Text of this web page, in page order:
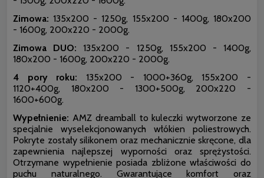
Zimowa: 135x200 - 1250g, 155x200 - 1400g, 180x200
- 1600g, 200x220 - 2000g.
Zimowa DUO: 135x200 - 1250g, 155x200 - 1400g,
180x200 - 1600g, 200x220 - 2000g.
4 pory roku: 135x200 - 1000+360g, 155x200 -
1120+400g, 180x200 - 1300+500g, 200x220 -
1600+600g.
Wypełnienie: AMZ dreamball to kuleczki wytworzone ze
specjalnie wyselekcjonowanych włókien poliestrowych.
Pokryte zostały silikonem oraz mechanicznie skręcone, dla
zapewnienia najlepszej wyporności oraz sprężystości.
Otrzymane wypełnienie posiada zbliżone właściwości do
puchu naturalnego. Gwarantujące komfort oraz